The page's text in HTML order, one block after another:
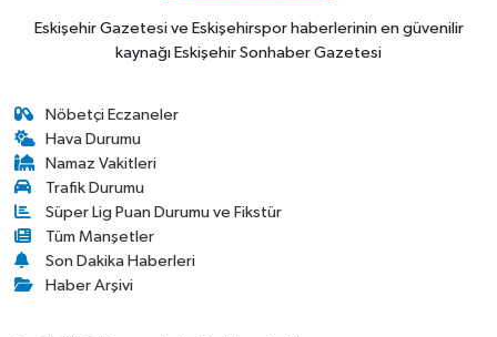
Eskişehir Gazetesi ve Eskişehirspor haberlerinin en güvenilir
kaynağı Eskişehir Sonhaber Gazetesi
Nöbetçi Eczaneler
Hava Durumu
Namaz Vakitleri
Trafik Durumu
Süper Lig Puan Durumu ve Fikstür
Tüm Manşetler
Son Dakika Haberleri
Haber Arşivi